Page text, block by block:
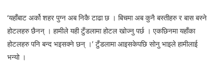
‘यहाँबाट अर्को शहर पुग्न अब निकै टाढा छ । बिचमा अब कुनै बस्तीहरु र बास बस्ने
होटलहरु छैनन् । हामीले यही टुँडलामा होटल खोज्नु पर्छ । एकछिनमा यहाँका
होटलहरु पनि बन्द भइसक्ने छन् ।’ टुँडलामा आइसकेपछि सोनु भाइले हामीलाई
भन्यो ।